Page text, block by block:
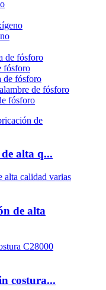
de fósforo
fósforo
de fósforo
de fósforo
fósforo
alta q...
de alta
costura...